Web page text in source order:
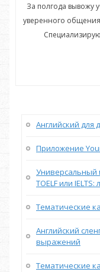
За полгода вывожу
уверенного
Английский для
Приложение
Универсальный
TOELF или
Тематические
Английский
выражений
Тематические